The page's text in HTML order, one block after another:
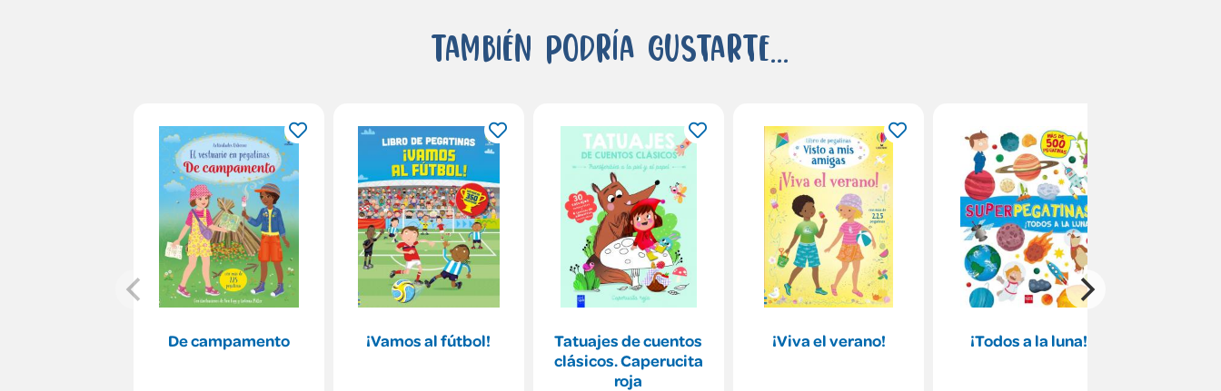
También podría gustarte...
De campamento ¡Vamos al fútbol!
Tatuajes de cuentos
clásicos. Caperucita
roja
¡Viva el verano! ¡Todos a la luna!